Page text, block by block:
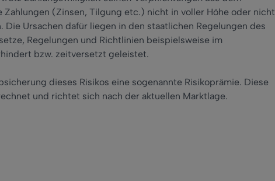
Zahlungen (Zinsen, Tilgung etc.) nicht in voller Höhe oder nicht
Die Ursachen dafür liegen in den staatlichen Regelungen des
Regelungen und Richtlinien beispielsweise im
bzw. zeitversetzt geleistet.
dieses Risikos eine sogenannte Risikoprämie. Diese
und richtet sich nach der aktuellen Marktlage.